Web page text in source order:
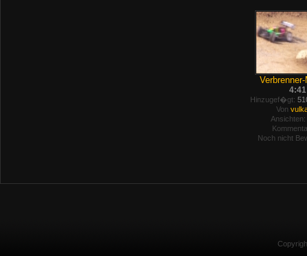
4:41
Hinzugef�gt:
Von
Ansichten:
Noch nicht